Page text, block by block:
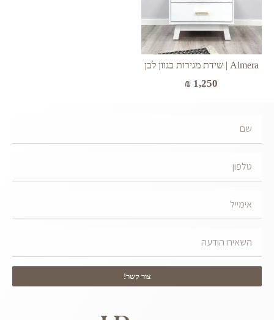
Almera | שידת מגירות בגוון לבן
₪ 1,250
צור קשר!